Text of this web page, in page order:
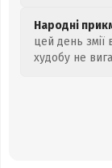
Народні
цей день
худобу не